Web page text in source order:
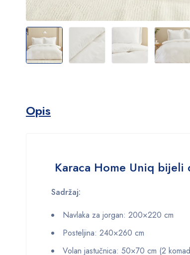
Opis
Karaca Home Uniq
Sadržaj:
Navlaka za jorgan: 200×220 cm
Posteljina: 240×260 cm
Volan jastučnica: 50×70 cm (2